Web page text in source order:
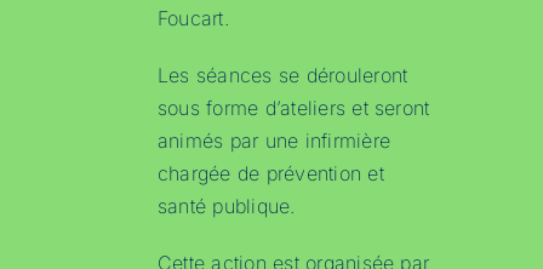
Foucart.
Les séances se dérouleront
sous forme d’ateliers et seront
animés par une infirmière
chargée de prévention et
santé publique.
Cette action est organisée par